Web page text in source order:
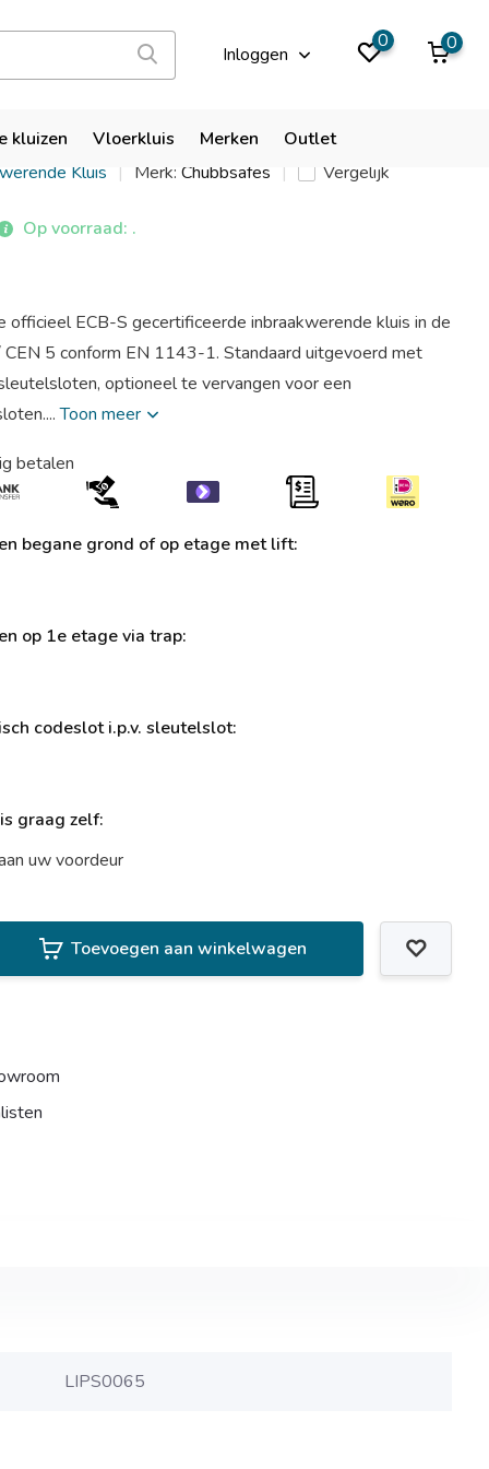
Inloggen
0 0
kluizen Vloerkluis Merken Outlet
9,9
Custodian G5 310
Kluis Merk:Chubbsafes Vergelijk
Op voorraad: .
officieel ECB-S gecertificeerde inbraakwerende kluis in de
5 conform EN 1143-1. Standaard uitgevoerd met
optioneel te vervangen voor een
Toon meer
betalen
begane grond of op etage met lift:
op 1e etage via trap:
codeslot i.p.v. sleutelslot:
graag zelf:
uw voordeur
Toevoegen aan winkelwagen
LIPS0065